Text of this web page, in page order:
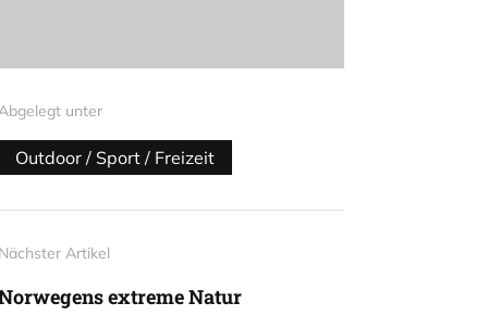
unter
Outdoor / Sport / Freizeit
Artikel
extreme Natur